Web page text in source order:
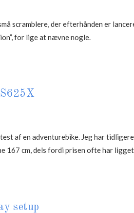
scramblere, der efterhånden er
for lige at nævne nogle.
af en adventurebike. Jeg har
167 cm, dels fordi prisen ofte har
setup